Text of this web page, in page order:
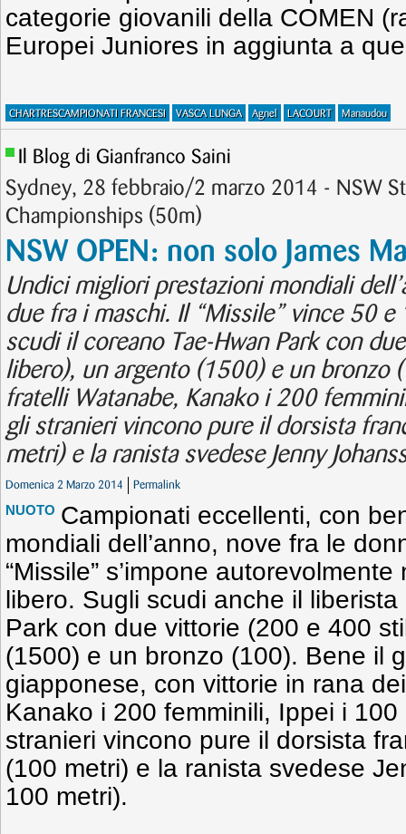
categorie giovanili della COMEN
Europei Juniores in aggiunta a
CHARTRESCAMPIONATI FRANCESI VASCA LUNGA Agnel LACOURT Manaudou
Il Blog di Gianfranco Saini
Sydney, 28 febbraio/2 marzo 2014 - NSW
Championships (50m)
NSW OPEN: non solo James
Undici migliori prestazioni mondiali
due fra i maschi. Il “Missile” vince 50
scudi il coreano Tae-Hwan Park con
libero), un argento (1500) e un bronzo
fratelli Watanabe, Kanako i 200
gli stranieri vincono pure il dorsista
metri) e la ranista svedese Jenny
Domenica 2 Marzo 2014 Permalink
NUOTO Campionati eccellenti, con
mondiali dell’anno, nove fra le
“Missile” s’impone
libero. Sugli scudi anche il
Park con due vittorie (200 e 400
(1500) e un bronzo (100). Bene il
giapponese, con vittorie in rana
Kanako i 200 femminili, Ippei i
stranieri vincono pure il dorsista
(100 metri) e la ranista svedese
100 metri).